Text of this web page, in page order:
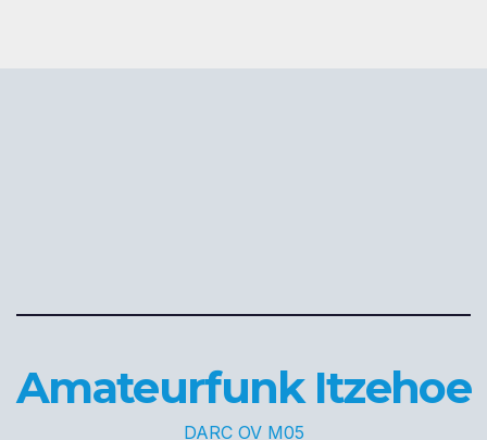
Amateurfunk Itzehoe
DARC OV M05